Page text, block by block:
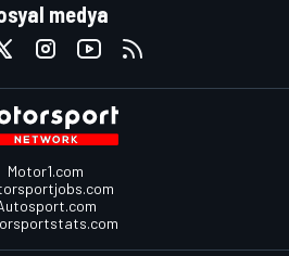
medya
Motor1.com